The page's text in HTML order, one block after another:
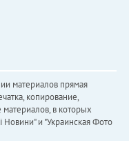
материалов прямая
копирование,
в которых
Новини" и "Украинская Фото